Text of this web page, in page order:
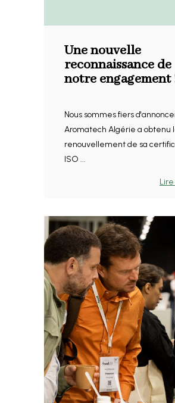
Une nouvelle
reconnaissance de
notre engagement
Nous sommes fiers
Aromatech Algérie a obtenu
renouvellement de sa
ISO ...